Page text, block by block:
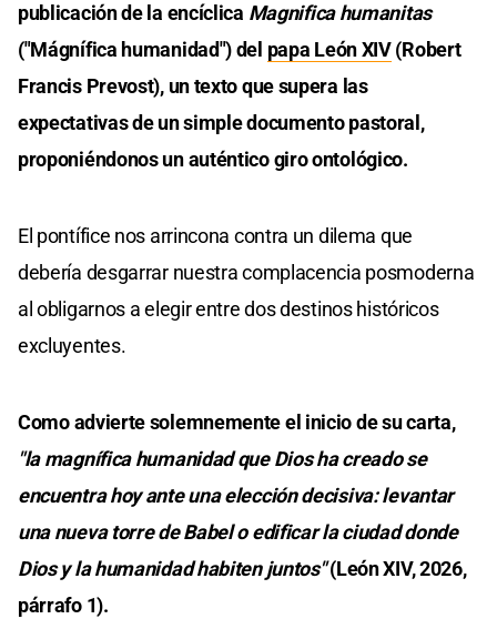
publicación de la encíclica Magnifica humanitas
("Mágnífica humanidad") del papa León XIV(Robert
Francis Prevost), un texto que supera las
expectativas de un simple documento pastoral,
proponiéndonos un auténtico giro ontológico.
El pontífice nos arrincona contra un dilema que
debería desgarrar nuestra complacencia posmoderna
al obligarnos a elegir entre dos destinos históricos
excluyentes.
Como advierte solemnemente el inicio de su carta,
"la magnífica humanidad que Dios ha creado se
encuentra hoy ante una elección decisiva: levantar
una nueva torre de Babel o edificar la ciudad donde
Dios y la humanidad habiten juntos"(León XIV, 2026,
párrafo 1).